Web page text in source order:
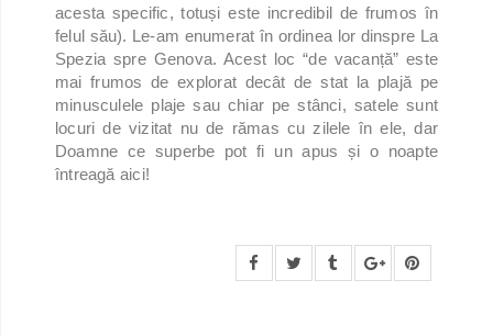
acesta specific, totuși este incredibil de frumos în
felul său). Le-am enumerat în ordinea lor dinspre La
Spezia spre Genova. Acest loc “de vacanță” este
mai frumos de explorat decât de stat la plajă pe
minusculele plaje sau chiar pe stânci, satele sunt
locuri de vizitat nu de rămas cu zilele în ele, dar
Doamne ce superbe pot fi un apus și o noapte
întreagă aici!